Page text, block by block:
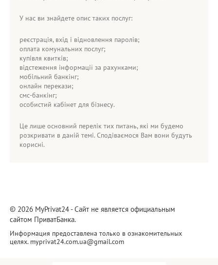
У нас ви знайдете опис таких послуг:
реєстрація, вхід і відновлення паролів;
оплата комунальних послуг;
купівля квитків;
відстеження інформації за рахунками;
мобільний банкінг;
онлайн перекази;
смс-банкінг;
особистий кабінет для бізнесу.
Це лише основний перелік тих питань, які ми будемо
розкривати в даній темі. Сподіваємося Вам вони будуть
корисні.
© 2026 MyPrivat24 - Сайт не является официальным
сайтом ПриватБанка.
Информация предоставлена только в ознакомительных
целях. myprivat24.com.ua@gmail.com